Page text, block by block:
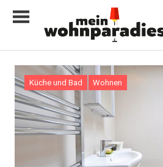
Inhalt
My
home
is
my
castle
Küche und Bad Wohnen